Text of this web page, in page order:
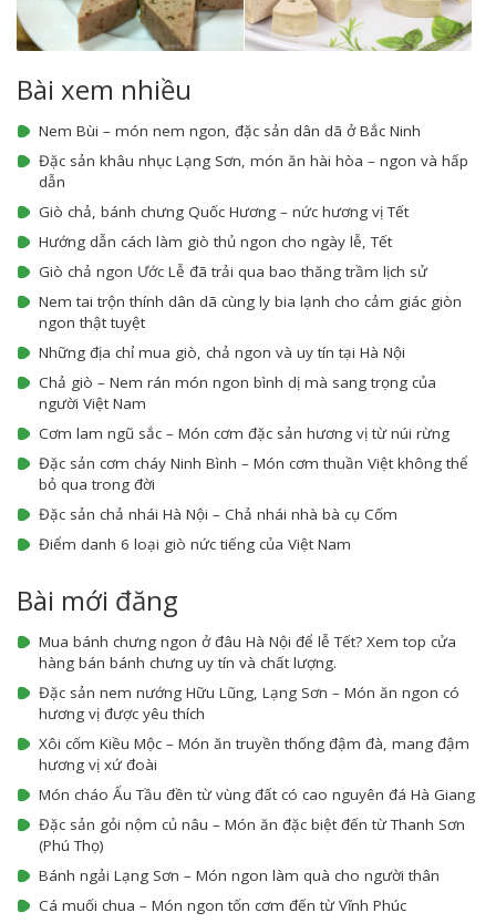
Bài xem nhiều
Nem Bùi – món nem ngon, đặc sản dân dã ở Bắc Ninh
Đặc sản khâu nhục Lạng Sơn, món ăn hài hòa – ngon và hấp
dẫn
Giò chả, bánh chưng Quốc Hương – nức hương vị Tết
Hướng dẫn cách làm giò thủ ngon cho ngày lễ, Tết
Giò chả ngon Ước Lễ đã trải qua bao thăng trầm lịch sử
Nem tai trộn thính dân dã cùng ly bia lạnh cho cảm giác giòn
ngon thật tuyệt
Những địa chỉ mua giò, chả ngon và uy tín tại Hà Nội
Chả giò – Nem rán món ngon bình dị mà sang trọng của
người Việt Nam
Cơm lam ngũ sắc – Món cơm đặc sản hương vị từ núi rừng
Đặc sản cơm cháy Ninh Bình – Món cơm thuần Việt không thể
bỏ qua trong đời
Đặc sản chả nhái Hà Nội – Chả nhái nhà bà cụ Cốm
Điểm danh 6 loại giò nức tiếng của Việt Nam
Bài mới đăng
Mua bánh chưng ngon ở đâu Hà Nội để lễ Tết? Xem top cửa
hàng bán bánh chưng uy tín và chất lượng.
Đặc sản nem nướng Hữu Lũng, Lạng Sơn – Món ăn ngon có
hương vị được yêu thích
Xôi cốm Kiều Mộc – Món ăn truyền thống đậm đà, mang đậm
hương vị xứ đoài
Món cháo Ấu Tầu đền từ vùng đất có cao nguyên đá Hà Giang
Đặc sản gỏi nộm củ nâu – Món ăn đặc biệt đến từ Thanh Sơn
(Phú Thọ)
Bánh ngải Lạng Sơn – Món ngon làm quà cho người thân
Cá muối chua – Món ngon tốn cơm đến từ Vĩnh Phúc